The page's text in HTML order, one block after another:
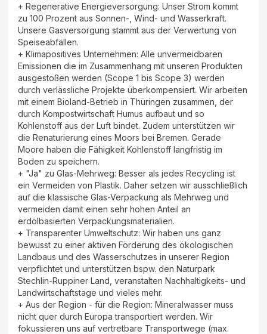
+ Regenerative Energieversorgung: Unser Strom kommt
zu 100 Prozent aus Sonnen-, Wind- und Wasserkraft.
Unsere Gasversorgung stammt aus der Verwertung von
Speiseabfällen.
+ Klimapositives Unternehmen: Alle unvermeidbaren
Emissionen die im Zusammenhang mit unseren Produkten
ausgestoßen werden (Scope 1 bis Scope 3) werden
durch verlässliche Projekte überkompensiert. Wir arbeiten
mit einem Bioland-Betrieb in Thüringen zusammen, der
durch Kompostwirtschaft Humus aufbaut und so
Kohlenstoff aus der Luft bindet. Zudem unterstützen wir
die Renaturierung eines Moors bei Bremen. Gerade
Moore haben die Fähigkeit Kohlenstoff langfristig im
Boden zu speichern.
+ "Ja" zu Glas-Mehrweg: Besser als jedes Recycling ist
ein Vermeiden von Plastik. Daher setzen wir ausschließlich
auf die klassische Glas-Verpackung als Mehrweg und
vermeiden damit einen sehr hohen Anteil an
erdölbasierten Verpackungsmaterialien.
+ Transparenter Umweltschutz: Wir haben uns ganz
bewusst zu einer aktiven Förderung des ökologischen
Landbaus und des Wasserschutzes in unserer Region
verpflichtet und unterstützen bspw. den Naturpark
Stechlin-Ruppiner Land, veranstalten Nachhaltigkeits- und
Landwirtschaftstage und vieles mehr.
+ Aus der Region - für die Region: Mineralwasser muss
nicht quer durch Europa transportiert werden. Wir
fokussieren uns auf vertretbare Transportwege (max.